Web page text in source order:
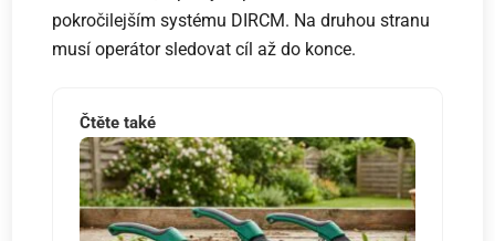
pokročilejším systému DIRCM. Na druhou stranu
musí operátor sledovat cíl až do konce.
Čtěte také